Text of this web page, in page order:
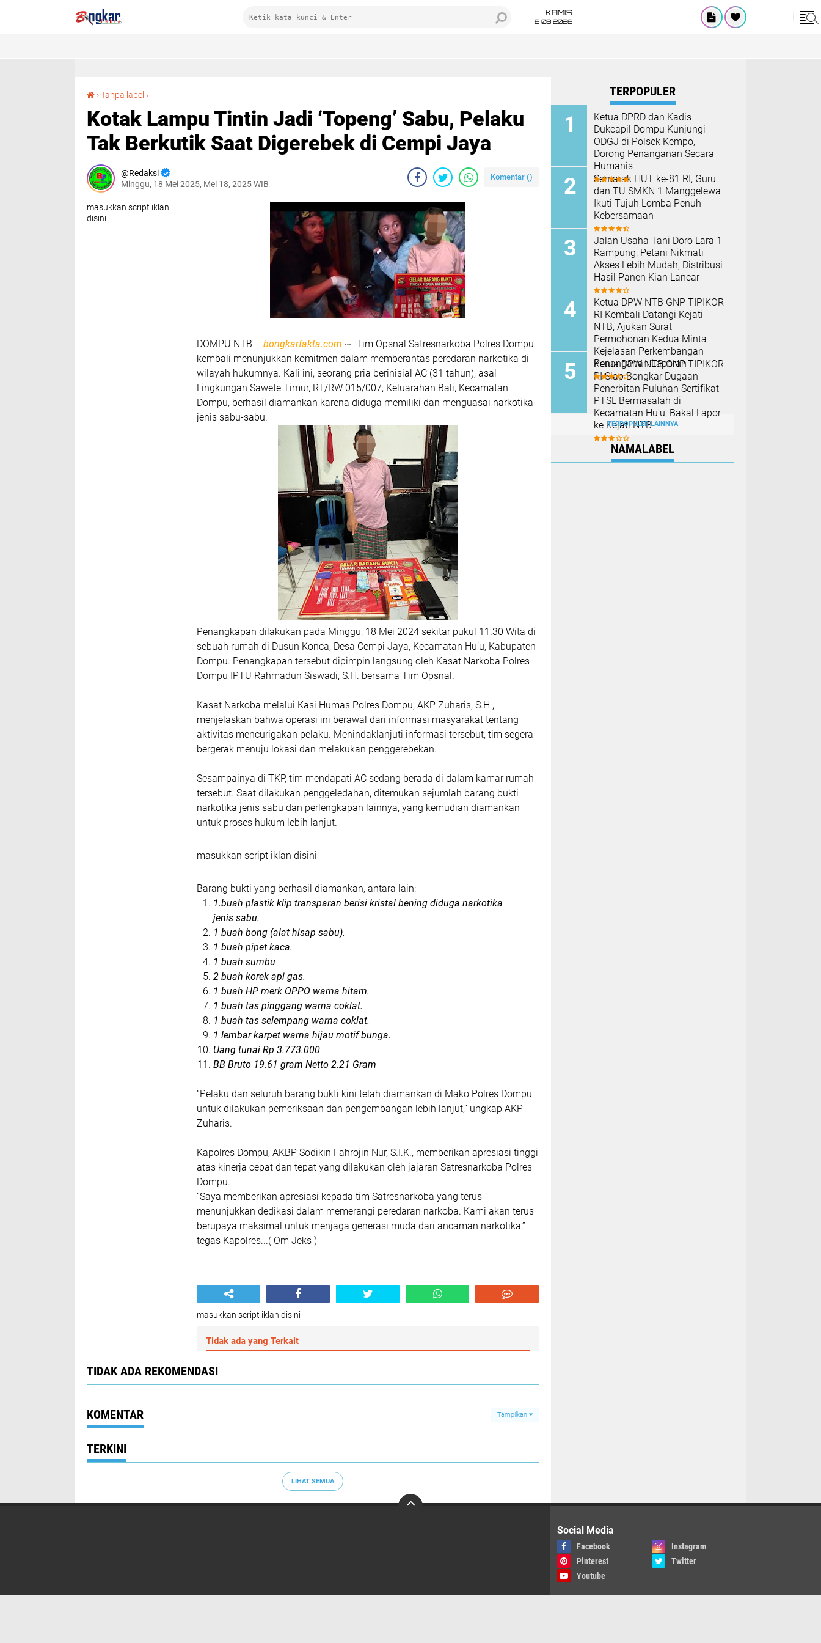
KAMIS
6 08 2026
›Tanpa label ›
Kotak Lampu Tintin Jadi ‘Topeng’ Sabu, Pelaku
Tak Berkutik Saat Digerebek di Cempi Jaya
Redaksi
Minggu, 18 Mei 2025, Mei 18, 2025 WIB
Komentar ()
masukkan script iklan
disini
DOMPU NTB – bongkarfakta.com ~ Tim Opsnal Satresnarkoba Polres Dompu
kembali menunjukkan komitmen dalam memberantas peredaran narkotika di
wilayah hukumnya. Kali ini, seorang pria berinisial AC (31 tahun), asal
Lingkungan Sawete Timur, RT/RW 015/007, Keluarahan Bali, Kecamatan
Dompu, berhasil diamankan karena diduga memiliki dan menguasai narkotika
jenis sabu-sabu.
Penangkapan dilakukan pada Minggu, 18 Mei 2024 sekitar pukul 11.30 Wita di
sebuah rumah di Dusun Konca, Desa Cempi Jaya, Kecamatan Hu’u, Kabupaten
Dompu. Penangkapan tersebut dipimpin langsung oleh Kasat Narkoba Polres
Dompu IPTU Rahmadun Siswadi, S.H. bersama Tim Opsnal.
Kasat Narkoba melalui Kasi Humas Polres Dompu, AKP Zuharis, S.H.,
menjelaskan bahwa operasi ini berawal dari informasi masyarakat tentang
aktivitas mencurigakan pelaku. Menindaklanjuti informasi tersebut, tim segera
bergerak menuju lokasi dan melakukan penggerebekan.
Sesampainya di TKP, tim mendapati AC sedang berada di dalam kamar rumah
tersebut. Saat dilakukan penggeledahan, ditemukan sejumlah barang bukti
narkotika jenis sabu dan perlengkapan lainnya, yang kemudian diamankan
untuk proses hukum lebih lanjut.
masukkan script iklan disini
Barang bukti yang berhasil diamankan, antara lain:
1.buah plastik klip transparan berisi kristal bening diduga narkotika
jenis sabu.
1 buah bong (alat hisap sabu).
1 buah pipet kaca.
1 buah sumbu
2 buah korek api gas.
1 buah HP merk OPPO warna hitam.
1 buah tas pinggang warna coklat.
1 buah tas selempang warna coklat.
1 lembar karpet warna hijau motif bunga.
Uang tunai Rp 3.773.000
BB Bruto 19.61 gram Netto 2.21 Gram
“Pelaku dan seluruh barang bukti kini telah diamankan di Mako Polres Dompu
untuk dilakukan pemeriksaan dan pengembangan lebih lanjut,” ungkap AKP
Zuharis.
Kapolres Dompu, AKBP Sodikin Fahrojin Nur, S.I.K., memberikan apresiasi tinggi
atas kinerja cepat dan tepat yang dilakukan oleh jajaran Satresnarkoba Polres
Dompu.
“Saya memberikan apresiasi kepada tim Satresnarkoba yang terus
menunjukkan dedikasi dalam memerangi peredaran narkoba. Kami akan terus
berupaya maksimal untuk menjaga generasi muda dari ancaman narkotika,”
tegas Kapolres...( Om Jeks )
masukkan script iklan disini
Tidak ada yang Terkait
TIDAK ADA REKOMENDASI
KOMENTAR Tampilkan
TERKINI
LIHAT SEMUA
TERPOPULER
Ketua DPRD dan Kadis
Dukcapil Dompu Kunjungi
ODGJ di Polsek Kempo,
Dorong Penanganan Secara
Humanis
Semarak HUT ke-81 RI, Guru
dan TU SMKN 1 Manggelewa
Ikuti Tujuh Lomba Penuh
Kebersamaan
Jalan Usaha Tani Doro Lara 1
Rampung, Petani Nikmati
Akses Lebih Mudah, Distribusi
Hasil Panen Kian Lancar
Ketua DPW NTB GNP TIPIKOR
RI Kembali Datangi Kejati
NTB, Ajukan Surat
Permohonan Kedua Minta
Kejelasan Perkembangan
Penanganan Laporan
Ketua DPW NTB GNP TIPIKOR
RI Siap Bongkar Dugaan
Penerbitan Puluhan Sertifikat
PTSL Bermasalah di
Kecamatan Hu'u, Bakal Lapor
ke Kejati NTB
TERPOPULER LAINNYA
NAMALABEL
Social Media
Facebook
Instagram
Pinterest
Twitter
Youtube